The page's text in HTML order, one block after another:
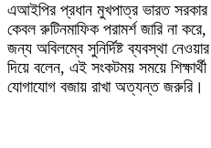
‎এআইপির প্রধান মুখপাত্র ভারত সরকার
কেবল রুটিনমাফিক পরামর্শ জারি না করে,
জন্য অবিলম্বে সুনির্দিষ্ট ব্যবস্থা
দিয়ে বলেন, এই সংকটময় সময়ে শিক্ষার্থী
যোগাযোগ বজায় রাখা অত্যন্ত জরুরি।